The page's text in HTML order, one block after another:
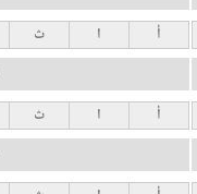
أ ا ث
أ ا ث